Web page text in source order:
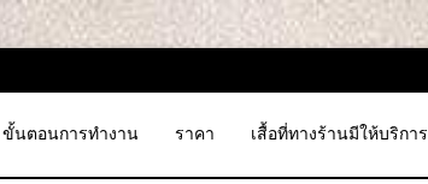
ขั้นตอนการทำงาน ราคา เสื้อที่ทางร้านมีให้บริการ